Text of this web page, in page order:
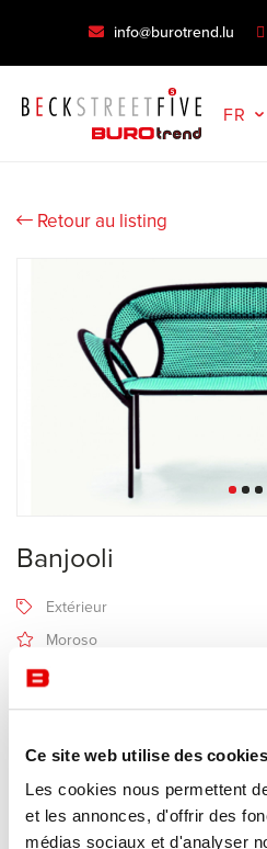
Ce site web utilise des
Les cookies nous permettent
et les annonces, d'offrir des
médias sociaux et d'analyser
info@burotrend.lu
FR
Retour au listing
Banjooli
Extérieur
Moroso
6-8 semaines
Description